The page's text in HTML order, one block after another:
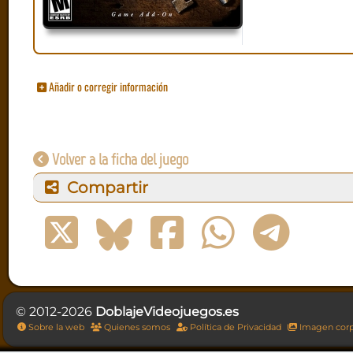
Añadir o corregir información
Volver a la ficha del juego
Compartir
© 2012-2026 DoblajeVideojuegos.es
Sobre la web Quienes somos Política de Privacidad Imagen